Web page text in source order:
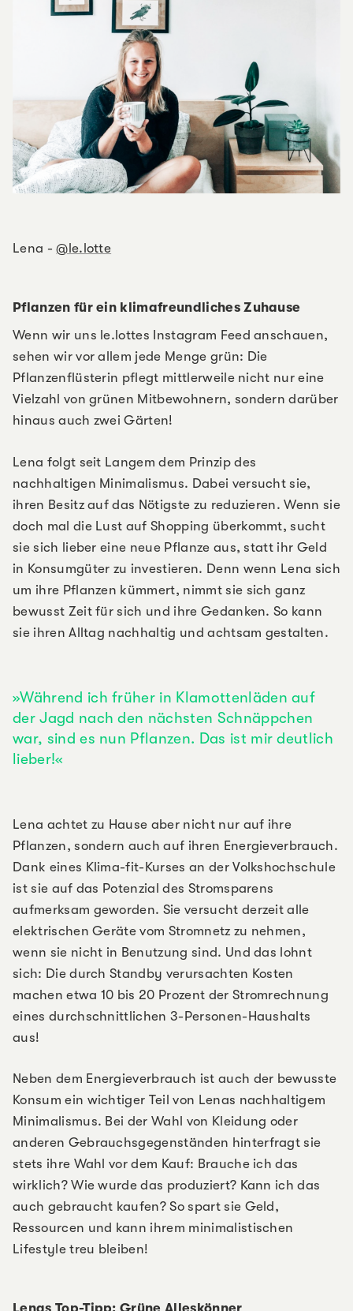
Lena -@le.lotte
Pflanzen für ein klimafreundliches Zuhause
Wenn wir uns le.lottes Instagram Feed anschauen,
sehen wir vor allem jede Menge grün: Die
Pflanzenflüsterin pflegt mittlerweile nicht nur eine
Vielzahl von grünen Mitbewohnern, sondern darüber
hinaus auch zwei Gärten!
Lena folgt seit Langem dem Prinzip des
nachhaltigen Minimalismus. Dabei versucht sie,
ihren Besitz auf das Nötigste zu reduzieren. Wenn sie
doch mal die Lust auf Shopping überkommt, sucht
sie sich lieber eine neue Pflanze aus, statt ihr Geld
in Konsumgüter zu investieren. Denn wenn Lena sich
um ihre Pflanzen kümmert, nimmt sie sich ganz
bewusst Zeit für sich und ihre Gedanken. So kann
sie ihren Alltag nachhaltig und achtsam gestalten.
Während ich früher in Klamottenläden auf
der Jagd nach den nächsten Schnäppchen
war, sind es nun Pflanzen. Das ist mir deutlich
lieber!
Lena achtet zu Hause aber nicht nur auf ihre
Pflanzen, sondern auch auf ihren Energieverbrauch.
Dank eines Klima-fit-Kurses an der Volkshochschule
ist sie auf das Potenzial des Stromsparens
aufmerksam geworden. Sie versucht derzeit alle
elektrischen Geräte vom Stromnetz zu nehmen,
wenn sie nicht in Benutzung sind. Und das lohnt
sich: Die durch Standby verursachten Kosten
machen etwa 10 bis 20 Prozent der Stromrechnung
eines durchschnittlichen 3-Personen-Haushalts
aus!
Neben dem Energieverbrauch ist auch der bewusste
Konsum ein wichtiger Teil von Lenas nachhaltigem
Minimalismus. Bei der Wahl von Kleidung oder
anderen Gebrauchsgegenständen hinterfragt sie
stets ihre Wahl vor dem Kauf: Brauche ich das
wirklich? Wie wurde das produziert? Kann ich das
auch gebraucht kaufen? So spart sie Geld,
Ressourcen und kann ihrem minimalistischen
Lifestyle treu bleiben!